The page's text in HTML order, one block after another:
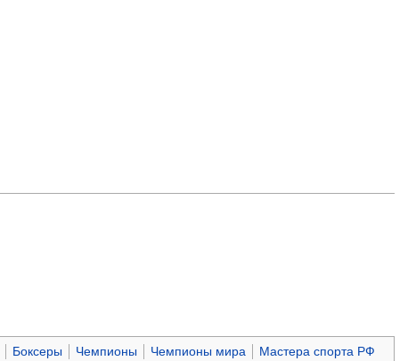
Боксеры Чемпионы Чемпионы мира Мастера спорта РФ